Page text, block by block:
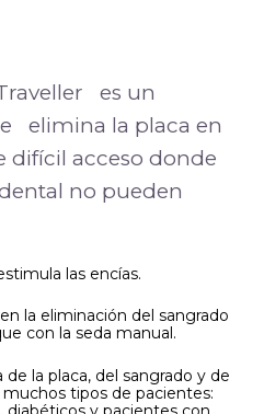
es un
elimina la placa en
difícil acceso donde
no pueden
las encías.
la eliminación del sangrado
con la seda manual.
la placa, del sangrado y de
tipos de pacientes: